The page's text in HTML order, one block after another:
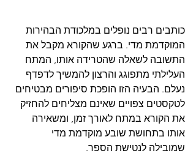
כותבים רבים נופלים במלכודת הבהירות
המוקדמת מדי. ברגע שהקורא מקבל את
התשובה לשאלה שהטרידה אותו, המתח
העלילתי מתפוגג והרצון להמשיך לדפדף
נעלם. הבעיה הזו הופכת סיפורים מבטיחים
לטקסטים צפויים שאינם מצליחים להחזיק
את הקורא במתח לאורך זמן, ומשאירה
אותו בתחושת שובע מוקדמת מדי
שמובילה לנטישת הספר.